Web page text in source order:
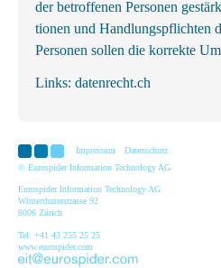
der betroffenen Personen
tionen und Handlungs­pflichten
Personen sollen die korrekte
Links: datenrecht.ch
Impressum
Datenschutz
© Eurospider Information Technology AG
Eurospider Information Technology AG
Winterthurerstrasse 92
8006 Zürich
Tel: +41 43 255 25 25
www.eurospider.com